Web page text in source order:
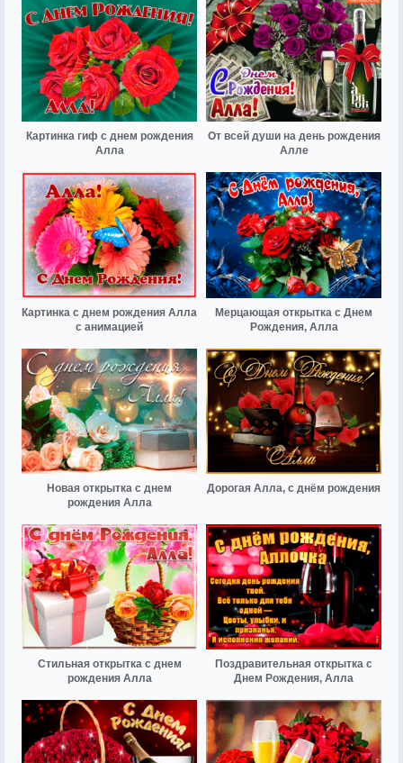
Картинка гиф с днем рождения
Алла
От всей души на день рождения
Алле
Картинка с днем рождения Алла
с анимацией
Мерцающая открытка с Днем
Рождения, Алла
Новая открытка с днем
рождения Алла
Дорогая Алла, с днём рождения
Стильная открытка с днем
рождения Алла
Поздравительная открытка с
Днем Рождения, Алла